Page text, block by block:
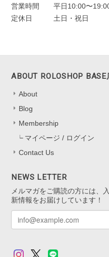
2025/11/22
快適に
添えら
軽にお立
営業時間
平日10:00〜
定休日
土日・祝日
ABOUT ROLOSHOP BASE
About
Blog
Membership
マイページ / ログイン
Contact Us
NEWS LETTER
メルマガをご購読の方には、
新情報をお届けしています！